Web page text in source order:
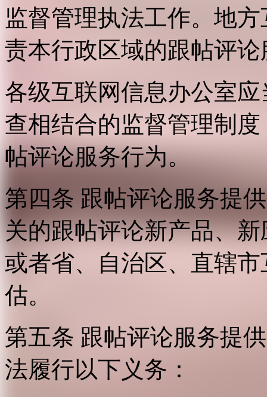
监督管理执法工作。地
责本行政区域的跟帖评
各级互联网信息办公室
查相结合的监督管理制
帖评论服务行为。
第四条 跟帖评论服务提
关的跟帖评论新产品、
或者省、自治区、直辖
估。
第五条 跟帖评论服务提
法履行以下义务：